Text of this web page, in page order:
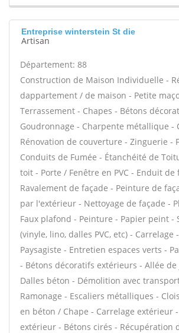
Entreprise winterstein St die
Artisan
Département: 88
Construction de Maison Individuelle -
dappartement / de maison - Petite
Terrassement - Chapes - Bétons
Goudronnage - Charpente métallique -
Rénovation de couverture - Zinguerie -
Conduits de Fumée - Étanchéité de
toit - Porte / Fenêtre en PVC - Enduit de
Ravalement de façade - Peinture de
par l'extérieur - Nettoyage de façade -
Faux plafond - Peinture - Papier peint -
(vinyle, lino, dalles PVC, etc) - Carrelage
Paysagiste - Entretien espaces verts -
- Bétons décoratifs extérieurs - Allée
Dalles béton - Démolition avec
Ramonage - Escaliers métalliques -
en béton / Chape - Carrelage extérieur
extérieur - Bétons cirés - Récupération